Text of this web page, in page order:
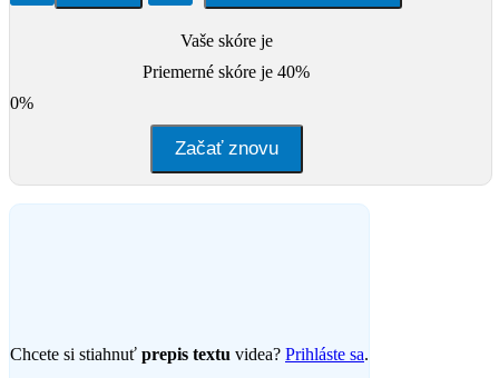
Vaše skóre je
Priemerné skóre je 40%
0%
Začať znovu
Chcete si stiahnuť prepis textu videa? Prihláste sa.